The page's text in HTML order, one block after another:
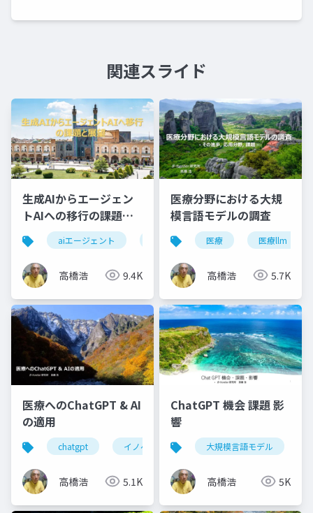
関連スライド
生成AIからエージェン
トAIへの移行の課題と
展望
aiエージェント エージェントai 自律性
高橋浩 9.4K
医療分野における大規
模言語モデルの調査
医療 医療llm
高橋浩 5.7K
医療へのChatGPT & AI
の適用
chatgpt イノベーション ヘルスケア
高橋浩 5.1K
ChatGPT 機会 課題 影
響
大規模言語モデル
高橋浩 5K